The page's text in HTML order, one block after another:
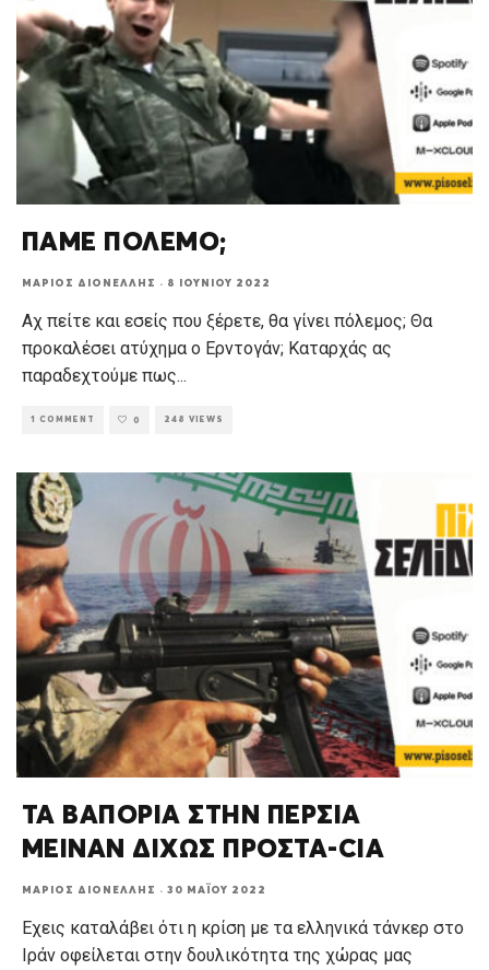
ΠΑΜΕ ΠΟΛΕΜΟ;
ΜΆΡΙΟΣ ΔΙΟΝΈΛΛΗΣ · 8 ΙΟΥΝΊΟΥ 2022
Αχ πείτε και εσείς που ξέρετε, θα γίνει πόλεμος; Θα
προκαλέσει ατύχημα ο Ερντογάν; Καταρχάς ας
παραδεχτούμε πως...
1 COMMENT 0 248 VIEWS
ΤΑ ΒΑΠΟΡΙΑ ΣΤΗΝ ΠΕΡΣΙΑ
ΜΕΙΝΑΝ ΔΙΧΩΣ ΠΡΟΣΤΑ-CIA
ΜΆΡΙΟΣ ΔΙΟΝΈΛΛΗΣ · 30 ΜΑΪ́ΟΥ 2022
Εχεις καταλάβει ότι η κρίση με τα ελληνικά τάνκερ στο
Ιράν οφείλεται στην δουλικότητα της χώρας μας